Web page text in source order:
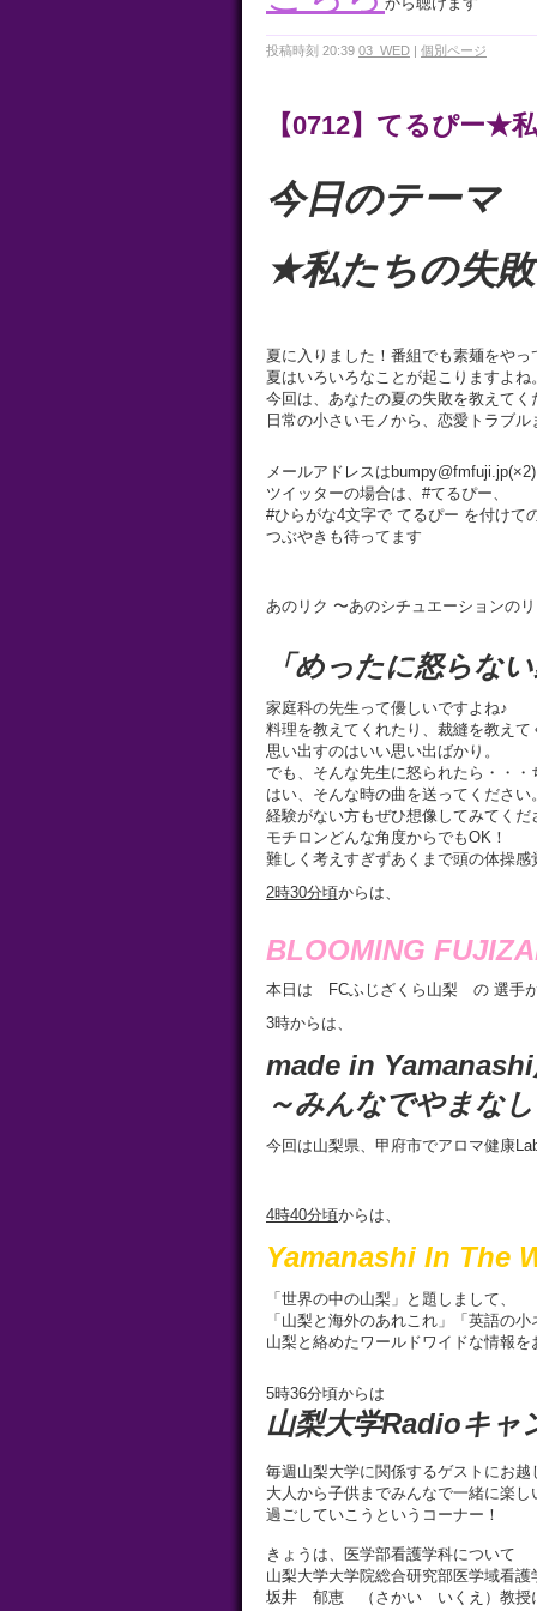
投稿時刻 20:39 03_WED | 個別ページ
【0712】てるぴー★
今日のテーマ
★私たちの失
夏に入りました！番組でも素麺をやっ
夏はいろいろなことが起こりますよね
今回は、あなたの夏の失敗を教えてく
日常の小さいモノから、恋愛トラブ
メールアドレスは
ツイッターの場合は、#てるぴー、
#ひらがな4文字で てるぴー を付けて
つぶやきも待ってます
あのリク 〜あのシチュエーションの
「めったに怒らな
家庭科の先生って優しいですよね♪
料理を教えてくれたり、裁縫を教えて
思い出すのはいい思い出ばかり。
でも、そんな先生に怒られたら・・
はい、そんな時の曲を送ってください
経験がない方もぜひ想像してみてくだ
モチロンどんな角度からでもOK！
難しく考えすぎずあくまで頭の体操
2時30分頃からは、
BLOOMING
本日は FCふじざくら山梨 の 選手
3時からは、
made in
～みんなでやまな
今回は山梨県、甲府市でアロマ健康
4時40分頃からは、
Yamanashi In The
「世界の中の山梨」と題しまして、
「山梨と海外のあれこれ」「英語の
山梨と絡めたワールドワイドな情報を
5時36分頃からは
山梨大学Radioキャ
毎週山梨大学に関係するゲストにお越
大人から子供までみんなで一緒に楽
過ごしていこうというコーナー！
きょうは、医学部看護学科について
山梨大学大学院総合研究部医学域看護
坂井 郁恵 （さかい いくえ）教授